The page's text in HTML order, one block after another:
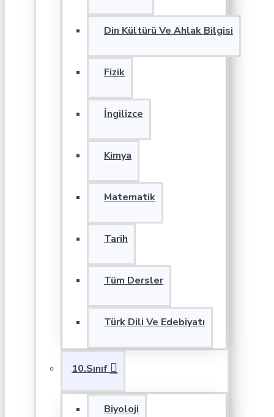
Din Kültürü Ve Ahlak Bilgisi
Fizik
İngilizce
Kimya
Matematik
Tarih
Tüm Dersler
Türk Dili Ve Edebiyatı
10.Sınıf
Biyoloji